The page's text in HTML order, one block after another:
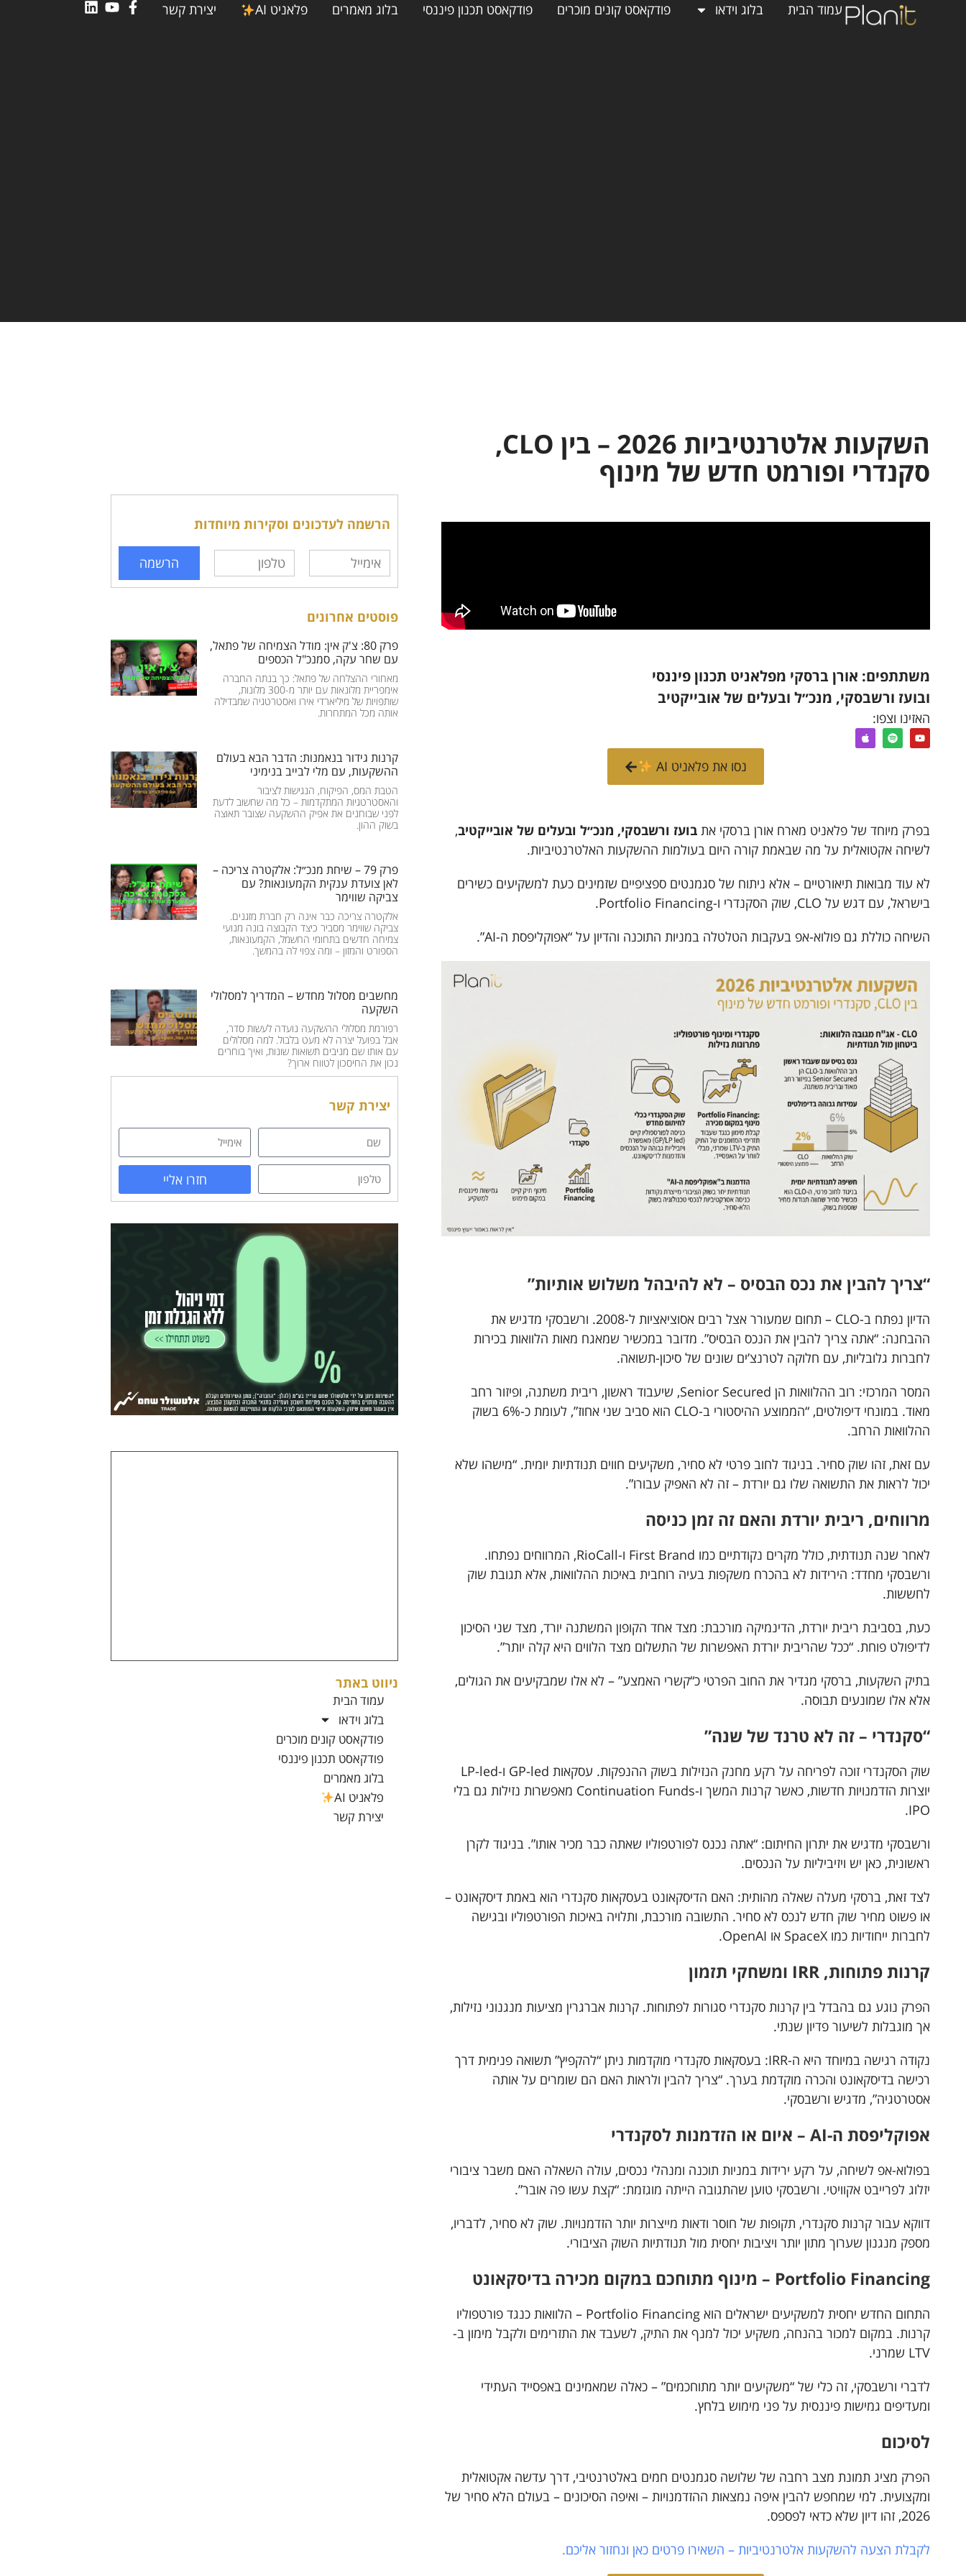
עמוד הבית בלוג וידאו פודקאסט קונים מוכרים פודקאסט תכנון פיננסי בלוג מאמרים פלאניט AI יצירת קשר
השקעות אלטרנטיביות 2026 – בין CLO,
סקנדרי ופורמט חדש של מינוף
משתתפים: אורן ברסקי מפלאניט תכנון פיננסי
ובועז ורשבסקי, מנכ״ל ובעלים של אובייקטיב
האזינו וצפו:
נסו את פלאניט AI
בפרק מיוחד של פלאניט מארח אורן ברסקי את בועז ורשבסקי, מנכ״ל ובעלים של אובייקטיב,
לשיחה אקטואלית על מה שבאמת קורה היום בעולמות ההשקעות האלטרנטיביות.
לא עוד מבואות תיאורטיים – אלא ניתוח של סגמנטים ספציפיים שזמינים כעת למשקיעים כשירים
בישראל, עם דגש על CLO, שוק הסקנדרי ו-Portfolio Financing.
השיחה כוללת גם פולוא-אפ בעקבות הטלטלה במניות התוכנה והדיון על “אפוקליפסת ה-AI”.
“צריך להבין את נכס הבסיס – לא להיבהל משלוש אותיות”
הדיון נפתח ב-CLO – תחום שמעורר אצל רבים אסוציאציות ל-2008. ורשבסקי מדגיש את
ההבחנה: “אתה צריך להבין את הנכס הבסיס”. מדובר במכשיר שמאגח מאות הלוואות בכירות
לחברות גלובליות, עם חלוקה לטרנצ’ים שונים של סיכון-תשואה.
המסר המרכזי: רוב ההלוואות הן Senior Secured, שיעבוד ראשון, ריבית משתנה, ופיזור רחב
מאוד. במונחי דיפולטים, “הממוצע ההיסטורי ב-CLO הוא סביב שני אחוז”, לעומת כ-6% בשוק
ההלוואות הרחב.
עם זאת, זהו שוק סחיר. בניגוד לחוב פרטי לא סחיר, משקיעים חווים תנודתיות יומית. “מישהו שלא
יכול לראות את התשואה שלו גם יורדת – זה לא האפיק עבורו”.
מרווחים, ריבית יורדת והאם זה זמן כניסה
לאחר שנה תנודתית, כולל מקרים נקודתיים כמו First Brand ו-RioCall, המרווחים נפתחו.
ורשבסקי מחדד: הירידות לא בהכרח משקפות בעיה רוחבית באיכות ההלוואות, אלא תגובת שוק
לחששות.
כעת, בסביבת ריבית יורדת, הדינמיקה מורכבת: מצד אחד הקופון המשתנה יורד, מצד שני הסיכון
לדיפולט פוחת. “ככל שהריבית יורדת האפשרות של התשלום מצד הלווים היא קלה יותר”.
בתיק השקעות, ברסקי מגדיר את החוב הפרטי כ“קשרי האמצע” – לא אלו שמבקיעים את הגולים,
אלא אלו שמונעים תבוסה.
“סקנדרי – זה לא טרנד של שנה”
שוק הסקנדרי זוכה לפריחה על רקע מחנק הנזילות בשוק ההנפקות. עסקאות GP-led ו-LP-led
יוצרות הזדמנויות חדשות, כאשר קרנות המשך ו-Continuation Funds מאפשרות נזילות גם בלי
IPO.
ורשבסקי מדגיש את יתרון החיתום: “אתה נכנס לפורטפוליו שאתה כבר מכיר אותו”. בניגוד לקרן
ראשונית, כאן יש ויזיביליות על הנכסים.
לצד זאת, ברסקי מעלה שאלה מהותית: האם הדיסקאונט בעסקאות סקנדרי הוא באמת דיסקאונט –
או פשוט מחיר שוק חדש לנכס לא סחיר. התשובה מורכבת, ותלויה באיכות הפורטפוליו ובגישה
לחברות ייחודיות כמו SpaceX או OpenAI.
קרנות פתוחות, IRR ומשחקי תזמון
הפרק נוגע גם בהבדל בין קרנות סקנדרי סגורות לפתוחות. קרנות אברגרין מציעות מנגנוני נזילות,
אך מוגבלות לשיעור פדיון שנתי.
נקודה רגישה במיוחד היא ה-IRR: בעסקאות סקנדרי מוקדמות ניתן “להקפיץ” תשואה פנימית דרך
רכישה בדיסקאונט והכרה מוקדמת בערך. “צריך להבין ולראות האם הם שומרים על אותה
אסטרטגיה”, מדגיש ורשבסקי.
אפוקליפסת ה-AI – איום או הזדמנות לסקנדרי
בפולוא-אפ לשיחה, על רקע ירידות במניות תוכנה ומנהלי נכסים, עולה השאלה האם משבר ציבורי
יזלוג לפרייבט אקוויטי. ורשבסקי טוען שהתגובה הייתה מוגזמת: “קצת עשו פה אובר”.
דווקא עבור קרנות סקנדרי, תקופות של חוסר ודאות מייצרות יותר הזדמנויות. שוק לא סחיר, לדבריו,
מספק מנגנון שערוך מתון יותר ויציבות יחסית מול תנודתיות השוק הציבורי.
Portfolio Financing – מינוף מתוחכם במקום מכירה בדיסקאונט
התחום החדש יחסית למשקיעים ישראלים הוא Portfolio Financing – הלוואות כנגד פורטפוליו
קרנות. במקום למכור בהנחה, משקיע יכול למנף את התיק, לשעבד את התזרימים ולקבל מימון ב-
LTV שמרני.
לדברי ורשבסקי, זה כלי של “משקיעים יותר מתוחכמים” – כאלה שמאמינים באפסייד העתידי
ומעדיפים גמישות פיננסית על פני מימוש בלחץ.
לסיכום
הפרק מציג תמונת מצב רחבה של שלושה סגמנטים חמים באלטרנטיבי, דרך עדשה אקטואלית
ומקצועית. למי שמחפש להבין איפה נמצאות ההזדמנויות – ואיפה הסיכונים – בעולם הלא סחיר של
2026, זהו דיון שלא כדאי לפספס.
לקבלת הצעה להשקעות אלטרנטיביות – השאירו פרטים כאן ונחזור אליכם.
הרשמה לעדכונים וסקירות מיוחדות
הרשמה
פוסטים אחרונים
פרק 80: צ'ק אין: מודל הצמיחה של פתאל,
עם שחר עקה, סמנכ"ל הכספים
מאחורי ההצלחה של פתאל: כך בנתה החברה
אימפריית מלונאות עם יותר מ-300 מלונות,
שותפויות של מיליארדי אירו ואסטרטגיה שמבדילה
אותה מכל המתחרות.
קרנות גידור בנאמנות: הדבר הבא בעולם
ההשקעות, עם מלי לבייב בנימיני
הטבת המס, הפיקוח, הנגישות לציבור
והאסטרטגיות המתקדמות – כל מה שחשוב לדעת
לפני שבוחנים את אפיק ההשקעה שצובר תאוצה
בשוק ההון.
פרק 79 – שיחת מנכ״ל: אלקטרה צריכה –
לאן צועדת ענקית הקמעונאות? עם
צביקה שווימר
אלקטרה צריכה כבר אינה רק חברת מזגנים.
צביקה שווימר מסביר כיצד הקבוצה בונה מנועי
צמיחה חדשים בתחומי החשמל, הקמעונאות,
הספורט והמזון – ומה צפוי לה בהמשך.
מחשבים מסלול מחדש – המדריך למסלולי
השקעה
רפורמת מסלולי ההשקעה נועדה לעשות סדר,
אבל בפועל יצרה לא מעט בלבול. למה מסלולים
עם אותו שם מניבים תשואות שונות, ואיך בוחרים
נכון את החיסכון לטווח ארוך?
יצירת קשר
חזרו אליי
ניווט באתר
עמוד הבית
בלוג וידאו
פודקאסט קונים מוכרים
פודקאסט תכנון פיננסי
בלוג מאמרים
פלאניט AI
יצירת קשר